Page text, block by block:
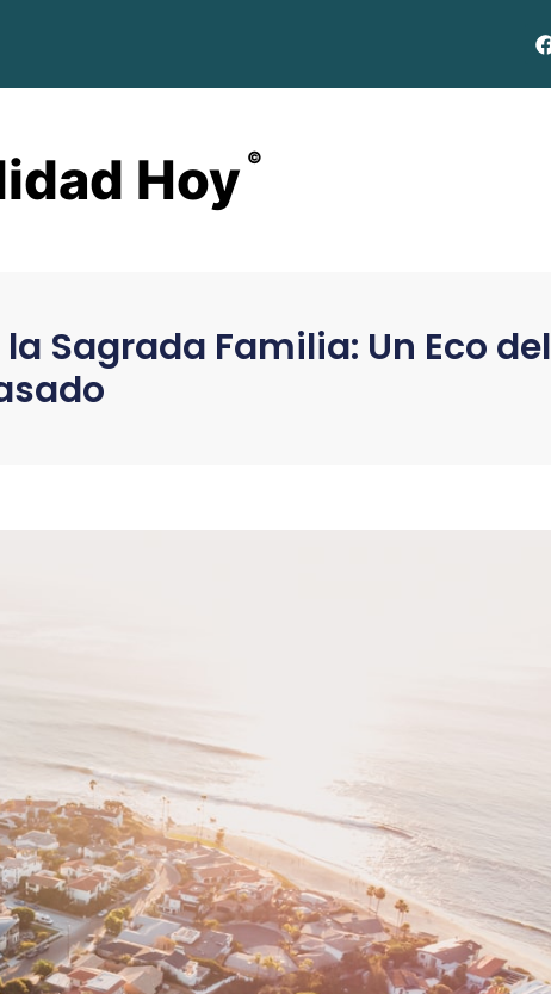
Hoy ©
Sagrada Familia: Un Eco del